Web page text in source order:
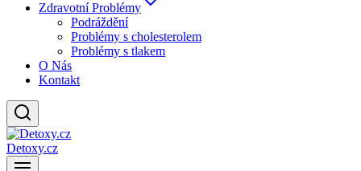
Zdravotní Problémy
Podráždění
Problémy s cholesterolem
Problémy s tlakem
O Nás
Kontakt
Detoxy.cz